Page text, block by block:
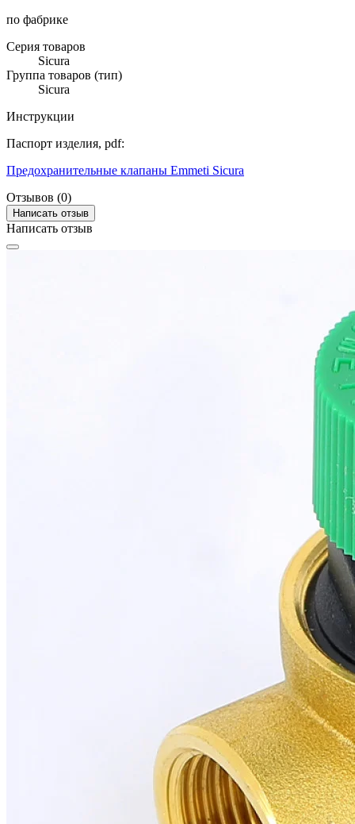
по фабрике
Серия товаров
Sicura
Группа товаров (тип)
Sicura
Инструкции
Паспорт изделия, pdf:
Предохранительные клапаны Emmeti Sicura
Отзывов (0)
Написать отзыв
Написать отзыв